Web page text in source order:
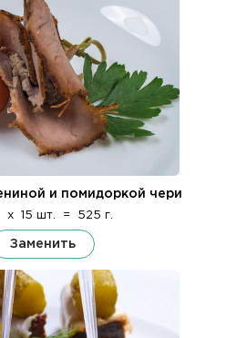
и помидоркой чери
x 15 шт. = 525 г.
Заменить